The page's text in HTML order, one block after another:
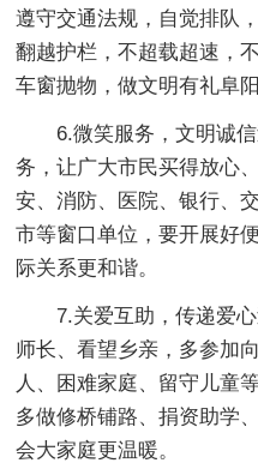
遵守交通法规，自觉排队
翻越护栏，不超载超速，
车窗抛物，做文明有礼阜阳
6.微笑服务，文明诚
务，让广大市民买得放心
安、消防、医院、银行、
市等窗口单位，要开展好
际关系更和谐。
7.关爱互助，传递爱心
师长、看望乡亲，多参加
人、困难家庭、留守儿童
多做修桥铺路、捐资助学
会大家庭更温暖。